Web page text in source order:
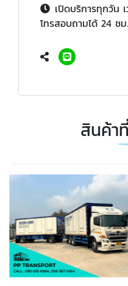
เปิดบริการทุกวัน
โทรสอบถามได้ 24 ชม.
สินค้า